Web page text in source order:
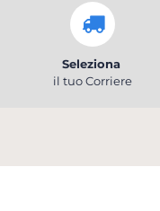
Seleziona
il tuo Corriere